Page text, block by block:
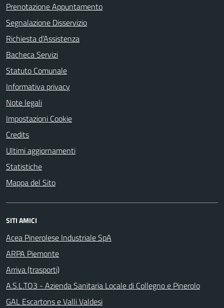
Prenotazione Appuntamento
Segnalazione Disservizio
Richiesta d'Assistenza
Bacheca Servizi
Statuto Comunale
Informativa privacy
Note legali
Impostazioni Cookie
Credits
Ultimi aggiornamenti
Statistiche
Mappa del Sito
SITI AMICI
Acea Pinerolese Industriale SpA
ARPA Piemonte
Arriva (trasporti)
A.S.L.TO3 - Azienda Sanitaria Locale di Collegno e Pinerolo
GAL Escartons e Valli Valdesi